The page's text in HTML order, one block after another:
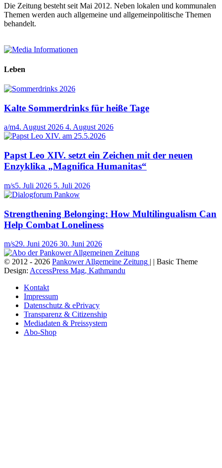
Die Zeitung besteht seit Mai 2012. Neben lokalen und kommunalen
Themen werden auch allgemeine und allgemeinpolitische Themen
behandelt.
Leben
Kalte Sommerdrinks für heiße Tage
a/m4. August 2026 4. August 2026
Papst Leo XIV. setzt ein Zeichen mit der neuen
Enzyklika „Magnifica Humanitas“
m/s5. Juli 2026 5. Juli 2026
Strengthening Belonging: How Multilingualism Can
Help Combat Loneliness
m/s29. Juni 2026 30. Juni 2026
© 2012 - 2026 Pankower Allgemeine Zeitung | | Basic Theme
Design: AccessPress Mag, Kathmandu
Kontakt
Impressum
Datenschutz & ePrivacy
Transparenz & Citizenship
Mediadaten & Preissystem
Abo-Shop